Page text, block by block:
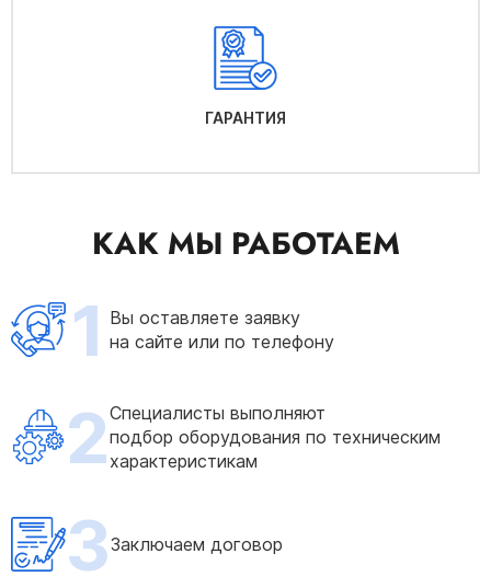
ГАРАНТИЯ
КАК МЫ РАБОТАЕМ
1 Вы оставляете заявку
на сайте или по телефону
2Специалисты выполняют
подбор оборудования по техническим
характеристикам
3Заключаем договор